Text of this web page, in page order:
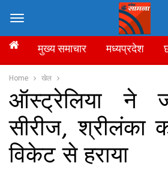
Home खेल
ऑस्ट्रेलिया ने
सीरीज, श्रीलंका
विकेट से हराया
मुख्य समाचार मध्यप्रदेश